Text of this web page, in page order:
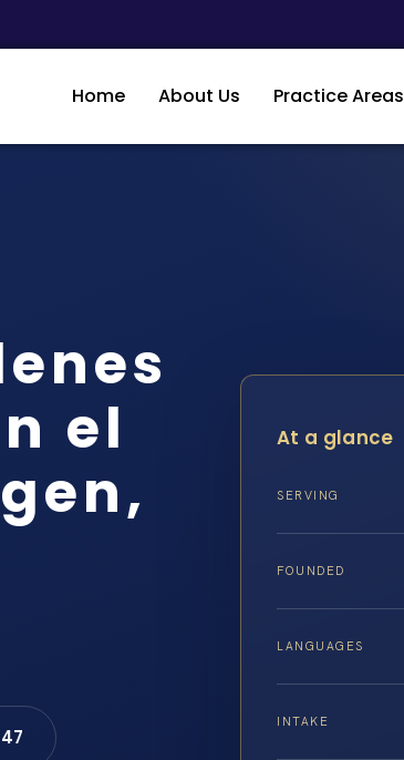
Home About Us Practice Areas
el
At a glance
SERVING
FOUNDED
LANGUAGES
INTAKE